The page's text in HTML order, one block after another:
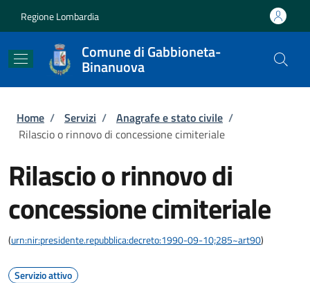
Regione Lombardia
Comune di Gabbioneta-
Binanuova
Briciole di pane
Home / Servizi / Anagrafe e stato civile /
Rilascio o rinnovo di concessione cimiteriale
Rilascio o rinnovo di
concessione cimiteriale
(urn:nir:presidente.repubblica:decreto:1990-09-10;285~art90)
Servizio attivo